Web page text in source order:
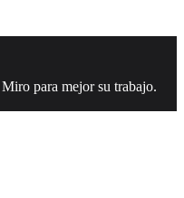
para mejor su trabajo.